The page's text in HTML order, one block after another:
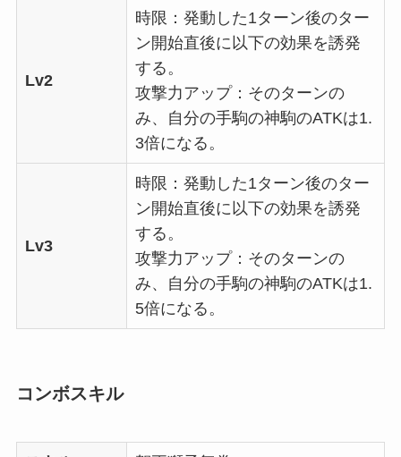
Lv2
時限：発動した1ターン後のター
ン開始直後に以下の効果を誘発
する。
攻撃力アップ：そのターンの
み、自分の手駒の神駒のATKは1.
3倍になる。
Lv3
時限：発動した1ターン後のター
ン開始直後に以下の効果を誘発
する。
攻撃力アップ：そのターンの
み、自分の手駒の神駒のATKは1.
5倍になる。
コンボスキル